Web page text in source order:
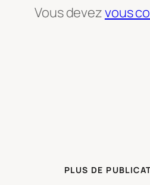
Vous devezvous
PLUS DE